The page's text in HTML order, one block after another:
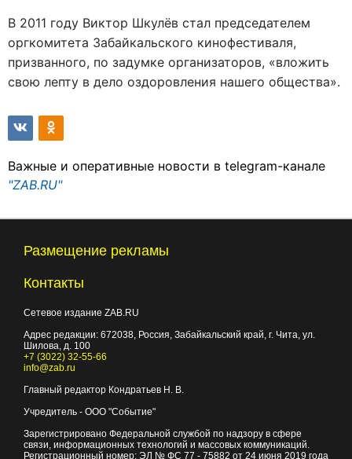
В 2011 году Виктор Шкулёв стал председателем
оргкомитета Забайкальского кинофестиваля,
призванного, по задумке организаторов, «вложить
свою лепту в дело оздоровления нашего общества».
Важные и оперативные новости в telegram-канале
"ZAB.RU"
Размещение рекламы
Контакты
Сетевое издание ZAB.RU
Адрес редакции: 672038, Россия, Забайкальский край, г. Чита, ул.
Шилова, д. 100
+7 (3022) 32-55-66
info@zab.ru
Главный редактор Кондратьев Н. В.
Учредитель - ООО "Событие"
Зарегистрировано Федеральной службой по надзору в сфере
связи, информационных технологий и массовых коммуникаций.
Регистрационный номер: ЭЛ № ФС 77 - 75882 от 24 июня 2019 года